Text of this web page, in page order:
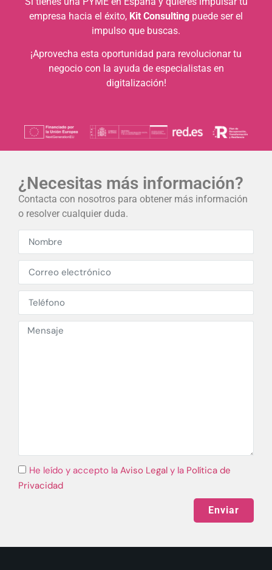
empresa hacia el éxito, Kit Consulting puede ser el
impulso que buscas.
¡Aprovecha esta oportunidad para revolucionar tu
negocio con la ayuda de especialistas en
digitalización!
¿Necesitas más información?
Contacta con nosotros para obtener más información
o resolver cualquier duda.
He leído y accepto la Aviso Legal y la Política de
Privacidad
Enviar